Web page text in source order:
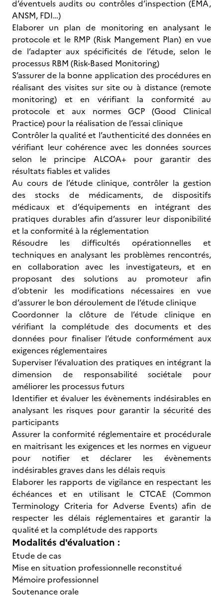
d’éventuels audits ou contrôles d’inspection (EMA,
ANSM, FDI…)
Elaborer un plan de monitoring en analysant le
protocole et le RMP (Risk Mangement Plan) en vue
de l’adapter aux spécificités de l’étude, selon le
processus RBM (Risk-Based Monitoring)
S’assurer de la bonne application des procédures en
réalisant des visites sur site ou à distance (remote
monitoring) et en vérifiant la conformité au
protocole et aux normes GCP (Good Clinical
Practice) pour la réalisation de l’essai clinique
Contrôler la qualité et l’authenticité des données en
vérifiant leur cohérence avec les données sources
selon le principe ALCOA+ pour garantir des
résultats fiables et valides
Au cours de l’étude clinique, contrôler la gestion
des stocks de médicaments, de dispositifs
médicaux et d’équipements en intégrant des
pratiques durables afin d’assurer leur disponibilité
et la conformité à la réglementation
Résoudre les difficultés opérationnelles et
techniques en analysant les problèmes rencontrés,
en collaboration avec les investigateurs, et en
proposant des solutions au promoteur afin
d’obtenir les modifications nécessaires en vue
d’assurer le bon déroulement de l’étude clinique
Coordonner la clôture de l’étude clinique en
vérifiant la complétude des documents et des
données pour finaliser l’étude conformément aux
exigences réglementaires
Superviser l’évaluation des pratiques en intégrant la
dimension de responsabilité sociétale pour
améliorer les processus futurs
Identifier et évaluer les évènements indésirables en
analysant les risques pour garantir la sécurité des
participants
Assurer la conformité réglementaire et procédurale
en maitrisant les exigences et les normes en vigueur
pour notifier et déclarer les évènements
indésirables graves dans les délais requis
Elaborer les rapports de vigilance en respectant les
échéances et en utilisant le CTCAE (Common
Terminology Criteria for Adverse Events) afin de
respecter les délais réglementaires et garantir la
qualité et la complétude des rapports
Modalités d'évaluation :
Etude de cas
Mise en situation professionnelle reconstitué
Mémoire professionnel
Soutenance orale